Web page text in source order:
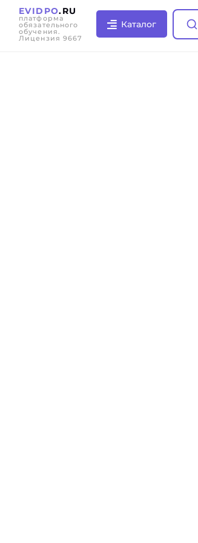
EVIDPO.RU
платформа
обязательного
обучения.
Лицензия 9667
Каталог